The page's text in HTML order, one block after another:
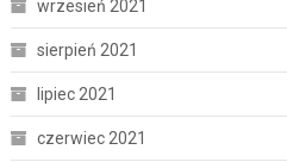
wrzesień 2021
sierpień 2021
lipiec 2021
czerwiec 2021